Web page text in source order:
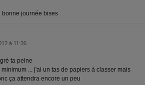
bonne journée bises
à 11:36
ta peine
... j'ai un tas de papiers à classer mais
ça attendra encore un peu